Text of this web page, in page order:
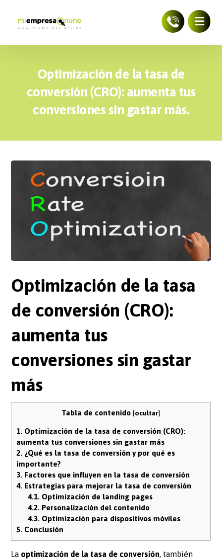
Optimización de la tasa de
conversión (CRO): aumenta tus
conversiones sin gastar más.
Optimización de la tasa
de conversión (CRO):
aumenta tus
conversiones sin gastar
más
Tabla de contenido [ocultar]
1. Optimización de la tasa de conversión (CRO):
aumenta tus conversiones sin gastar más
2. ¿Qué es la tasa de conversión y por qué es
importante?
3. Factores que influyen en la tasa de conversión
4. Estrategias para mejorar la tasa de conversión
4.1. Optimización de landing pages
4.2. Personalización del contenido
4.3. Optimización para dispositivos móviles
5. Conclusión
La optimización de la tasa de conversión, también